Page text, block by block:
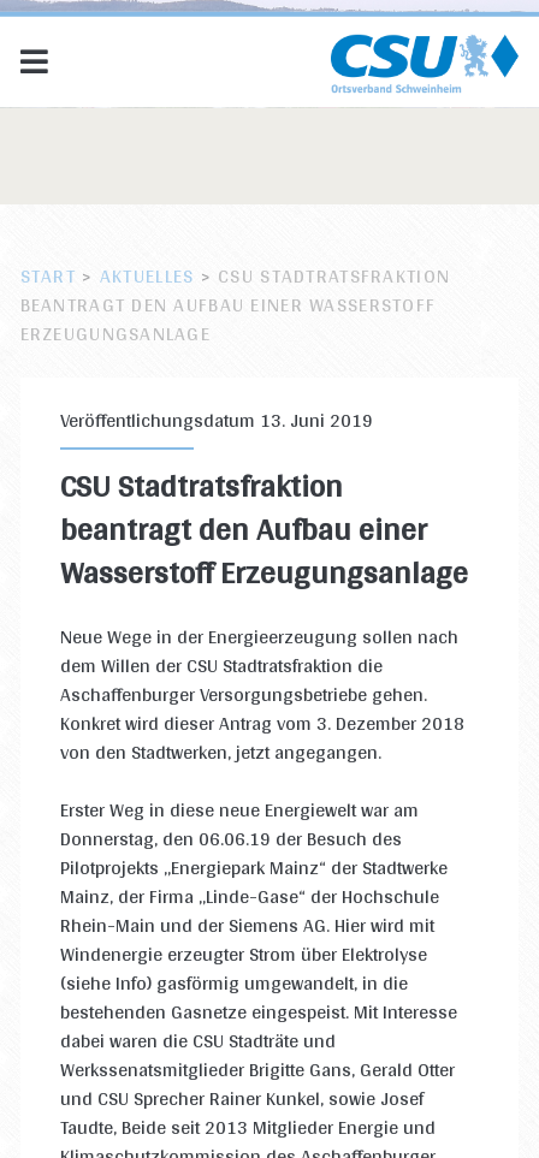
START > AKTUELLES > CSU STADTRATSFRAKTION
BEANTRAGT DEN AUFBAU EINER WASSERSTOFF
ERZEUGUNGSANLAGE
Veröffentlichungsdatum 13. Juni 2019
CSU Stadtratsfraktion
beantragt den Aufbau einer
Wasserstoff Erzeugungsanlage
Neue Wege in der Energieerzeugung sollen nach
dem Willen der CSU Stadtratsfraktion die
Aschaffenburger Versorgungsbetriebe gehen.
Konkret wird dieser Antrag vom 3. Dezember 2018
von den Stadtwerken, jetzt angegangen.
Erster Weg in diese neue Energiewelt war am
Donnerstag, den 06.06.19 der Besuch des
Pilotprojekts „Energiepark Mainz“ der Stadtwerke
Mainz, der Firma „Linde-Gase“ der Hochschule
Rhein-Main und der Siemens AG. Hier wird mit
Windenergie erzeugter Strom über Elektrolyse
(siehe Info) gasförmig umgewandelt, in die
bestehenden Gasnetze eingespeist. Mit Interesse
dabei waren die CSU Stadträte und
Werkssenatsmitglieder Brigitte Gans, Gerald Otter
und CSU Sprecher Rainer Kunkel, sowie Josef
Taudte, Beide seit 2013 Mitglieder Energie und